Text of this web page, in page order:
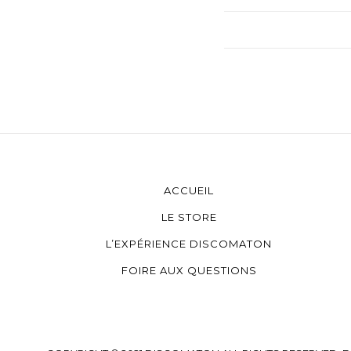
ACCUEIL
LE STORE
L’EXPÉRIENCE DISCOMATON
FOIRE AUX QUESTIONS